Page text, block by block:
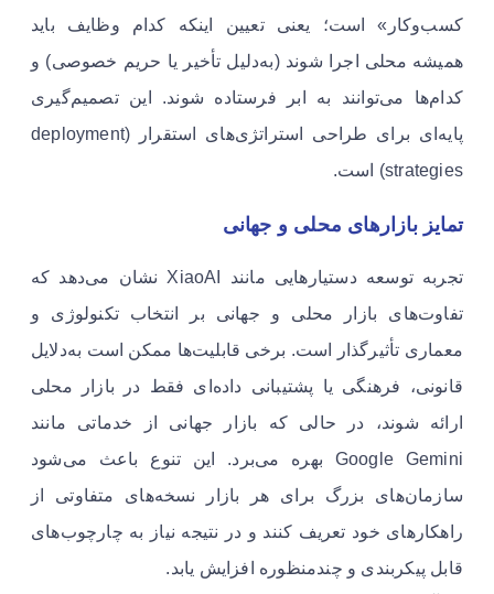
کسب‌وکار» است؛ یعنی تعیین اینکه کدام وظایف باید
همیشه محلی اجرا شوند (به‌دلیل تأخیر یا حریم خصوصی) و
کدام‌ها می‌توانند به ابر فرستاده شوند. این تصمیم‌گیری
پایه‌ای برای طراحی استراتژی‌های استقرار (deployment
strategies) است.
تمایز بازارهای محلی و جهانی
تجربه توسعه دستیارهایی مانند XiaoAI نشان می‌دهد که
تفاوت‌های بازار محلی و جهانی بر انتخاب تکنولوژی و
معماری تأثیرگذار است. برخی قابلیت‌ها ممکن است به‌دلایل
قانونی، فرهنگی یا پشتیبانی داده‌ای فقط در بازار محلی
ارائه شوند، در حالی که بازار جهانی از خدماتی مانند
Google Gemini بهره می‌برد. این تنوع باعث می‌شود
سازمان‌های بزرگ برای هر بازار نسخه‌های متفاوتی از
راهکارهای خود تعریف کنند و در نتیجه نیاز به چارچوب‌های
قابل پیکربندی و چندمنظوره افزایش یابد.